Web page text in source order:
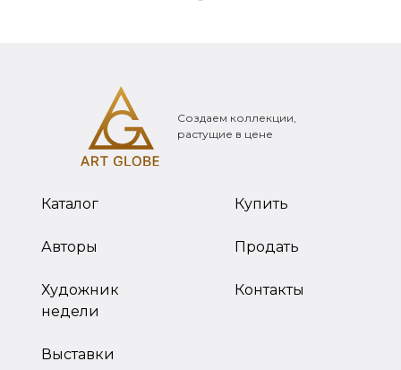
Создаем коллекции,
растущие в цене
Каталог
Авторы
Художник
недели
Выставки
Купить
Продать
Контакты